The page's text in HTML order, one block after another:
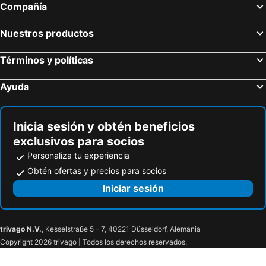
Compañía
Nuestros productos
Términos y políticas
Ayuda
Inicia sesión y obtén beneficios
exclusivos para socios
Personaliza tu experiencia
Obtén ofertas y precios para socios
Iniciar sesión
trivago N.V., Kesselstraße 5 – 7, 40221 Düsseldorf, Alemania
Copyright 2026 trivago | Todos los derechos reservados.